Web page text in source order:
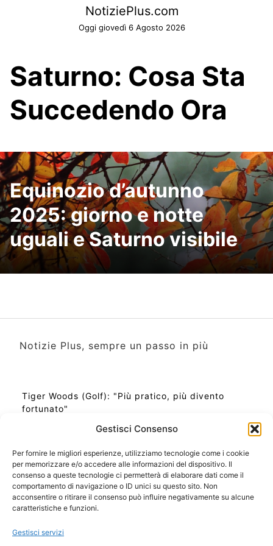
Gestisci Consenso
Per fornire le migliori esperienze, utilizziamo tecnologie come i cookie
per memorizzare e/o accedere alle informazioni del dispositivo. Il
consenso a queste tecnologie ci permetterà di elaborare dati come il
comportamento di navigazione o ID unici su questo sito. Non
acconsentire o ritirare il consenso può influire negativamente su alcune
caratteristiche e funzioni.
Gestisci servizi
NotiziePlus.com
Oggi giovedì 6 Agosto 2026
Saturno: Cosa Sta
Succedendo Ora
Equinozio d’autunno
2025: giorno e notte
uguali e Saturno visibile
Notizie Plus, sempre un passo in più
Tiger Woods (Golf): "Più pratico, più divento
fortunato"
Ora Esatta in Italia in questo momento
Ti Senti Strano Ultimamente? Potrebbe Essere per
la Risonanza di Schumann
Come Sapere Se Stai Ascendendo alla Quinta